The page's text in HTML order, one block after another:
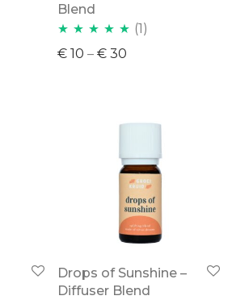
Blend
Waardering
(1)
€ 10 – € 30
Drops of Sunshine –
Diffuser Blend